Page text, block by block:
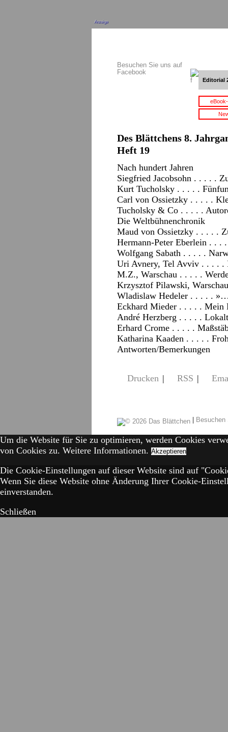
Anzeige
Besuchen Sie uns auf
Facebook
Editorial
Des Blättchens 8.
Heft 19
Nach hundert Jahren
Siegfried Jacobsohn . . . . .
Kurt Tucholsky . . . . .
Carl von Ossietzky . . . . .
Tucholsky & Co . . . . .
Die Weltbühnenchronik
Maud von Ossietzky . . . . .
Hermann-Peter Eberlein . . .
Wolfgang Sabath . . . . .
Uri Avnery, Tel Avviv . . . . .
M.Z., Warschau . . . . .
Krzysztof Pilawski,
Wladislaw Hedeler . . . . .
Eckhard Mieder . . . . . Mein
André Herzberg . . . . .
Erhard Crome . . . . .
Katharina Kaaden . . . . .
Antworten/Bemerkungen
Drucken | RSS |
|
Um die Website für Sie zu optimieren, werden Cookies
von Cookies zu. Weitere Informationen. Akzeptieren
Die Cookie-Einstellungen auf dieser Website sind auf
Wenn Sie diese Website ohne Änderung Ihrer Cookie-
einverstanden.
Schließen